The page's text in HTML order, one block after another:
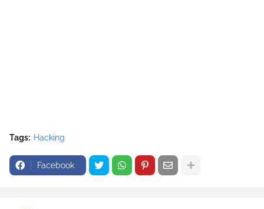
Tags: Hacking
Facebook